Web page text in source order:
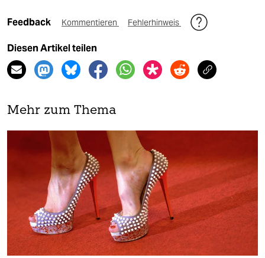
Feedback Kommentieren Fehlerhinweis
Diesen Artikel teilen
Mehr zum Thema